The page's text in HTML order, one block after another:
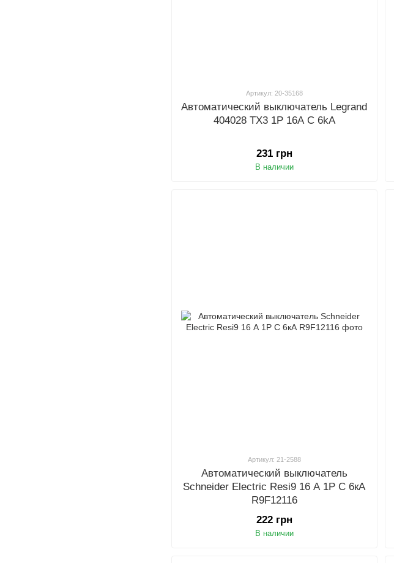
Артикул: 20-35168
Автоматический выключатель Legrand
404028 TX3 1P 16A C 6kA
231 грн
В наличии
Артикул: 21-2588
Автоматический выключатель
Schneider Electric Resi9 16 А 1P С 6кА
R9F12116
222 грн
В наличии